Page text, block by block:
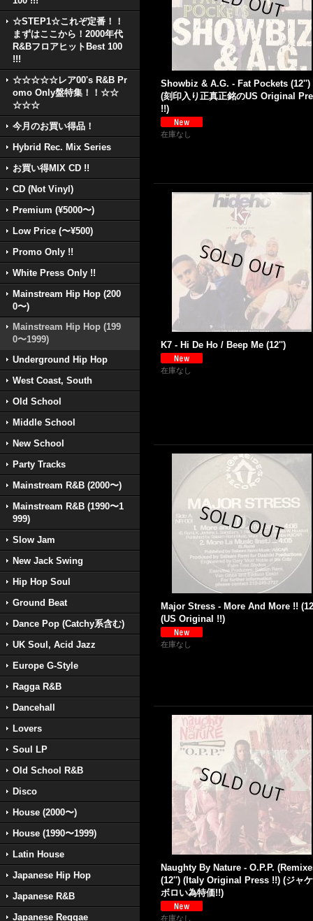
☆STEP1☆これぞ定番！！
まずはここから！2000年代
R&BフロアヒットBest 100
!!!
☆☆☆☆☆レア00's R&B Pr
omo Only盤特集！！☆☆
☆☆☆
今月のお買い得品！
Hybrid Rec. Mix Series
お買い得MIX CD !!
CD (Not Vinyl)
Premium (¥5000〜)
Low Price (〜¥500)
Promo Only !!
White Press Only !!
Mainstream Hip Hop (200
0〜)
Mainstream Hip Hop (199
0〜1999)
Underground Hip Hop
West Coast, South
Old School
Middle School
New School
Party Tracks
Mainstream R&B (2000〜)
Mainstream R&B (1990〜1
999)
Slow Jam
New Jack Swing
Hip Hop Soul
Ground Beat
Dance Pop (Catchy系含む)
UK Soul, Acid Jazz
Europe G-Style
Ragga R&B
Dancehall
Lovers
Soul LP
Old School R&B
Disco
House (2000〜)
House (1990〜1999)
Latin House
Japanese Hip Hop
Japanese R&B
Japanese Reggae
Showbiz & A.G. - Fat Pockets (12'')
(刻印入り正真正銘のUS Original
!!)
在庫なし
K7 - Hi De Ho / Beep Me (12'')
在庫なし
Major Stress - More And More !!
(US Original !!)
在庫なし
Naughty By Nature - O.P.P.
(12'') (Italy Original Press !!) (ジャ
ボロい為特価!!)
在庫なし